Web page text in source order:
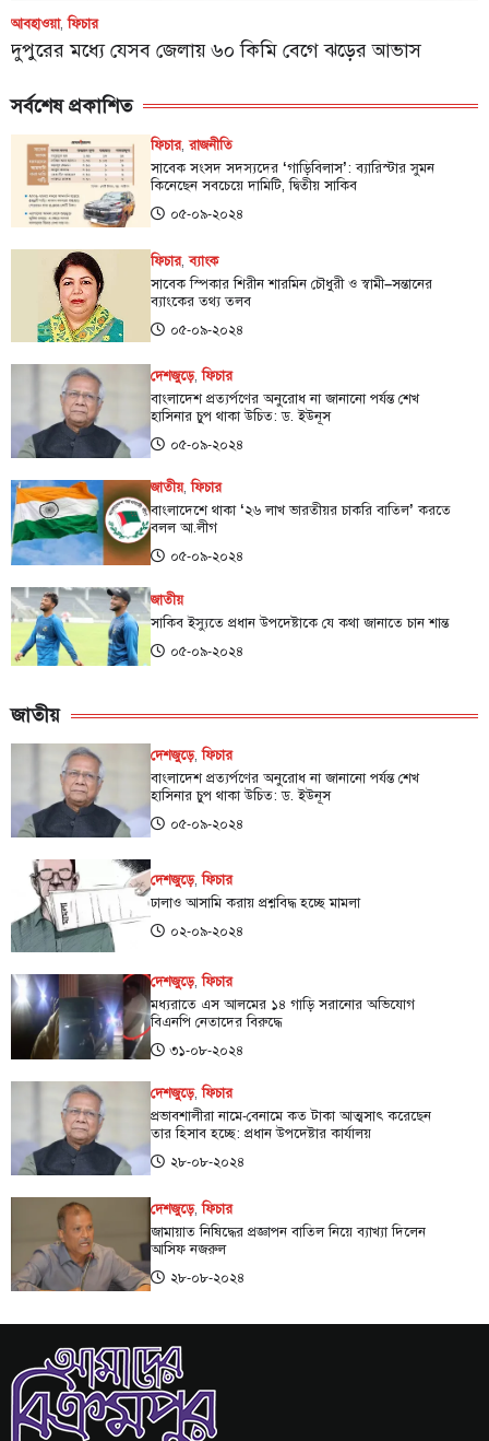
আবহাওয়া,ফিচার
দুপুরের মধ্যে যেসব জেলায় ৬০ কিমি বেগে ঝড়ের আভাস
সর্বশেষ প্রকাশিত
ফিচার,রাজনীতি
সাবেক সংসদ সদস্যদের ‘গাড়িবিলাস’: ব্যারিস্টার সুমন
কিনেছেন সবচেয়ে দামিটি, দ্বিতীয় সাকিব
০৫-০৯-২০২৪
ফিচার,ব্যাংক
সাবেক স্পিকার শিরীন শারমিন চৌধুরী ও স্বামী–সন্তানের
ব্যাংকের তথ্য তলব
০৫-০৯-২০২৪
দেশজুড়ে,ফিচার
বাংলাদেশ প্রত্যর্পণের অনুরোধ না জানানো পর্যন্ত শেখ
হাসিনার চুপ থাকা উচিত: ড. ইউনূস
০৫-০৯-২০২৪
জাতীয়,ফিচার
বাংলাদেশে থাকা ‌‘২৬ লাখ ভারতীয়র চাকরি বাতিল’ করতে
বলল আ.লীগ
০৫-০৯-২০২৪
জাতীয়
সাকিব ইস্যুতে প্রধান উপদেষ্টাকে যে কথা জানাতে চান শান্ত
০৫-০৯-২০২৪
জাতীয়
দেশজুড়ে,ফিচার
বাংলাদেশ প্রত্যর্পণের অনুরোধ না জানানো পর্যন্ত শেখ
হাসিনার চুপ থাকা উচিত: ড. ইউনূস
০৫-০৯-২০২৪
দেশজুড়ে,ফিচার
ঢালাও আসামি করায় প্রশ্নবিদ্ধ হচ্ছে মামলা
০২-০৯-২০২৪
দেশজুড়ে,ফিচার
মধ্যরাতে এস আলমের ১৪ গাড়ি সরানোর অভিযোগ
বিএনপি নেতাদের বিরুদ্ধে
৩১-০৮-২০২৪
দেশজুড়ে,ফিচার
প্রভাবশালীরা নামে-বেনামে কত টাকা আত্মসাৎ করেছেন
তার হিসাব হচ্ছে: প্রধান উপদেষ্টার কার্যালয়
২৮-০৮-২০২৪
দেশজুড়ে,ফিচার
জামায়াত নিষিদ্ধের প্রজ্ঞাপন বাতিল নিয়ে ব্যাখ্যা দিলেন
আসিফ নজরুল
২৮-০৮-২০২৪